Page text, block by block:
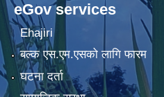
eGov services
Ehajiri
बल्क एस.एम.एसको लागि फारम
घटना दर्ता